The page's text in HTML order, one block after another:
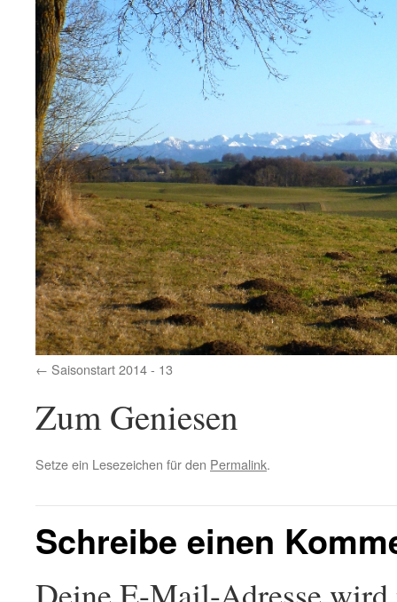
Saisonstart 2014 - 13
Zum Geniesen
Setze ein Lesezeichen für den Permalink.
Schreibe einen